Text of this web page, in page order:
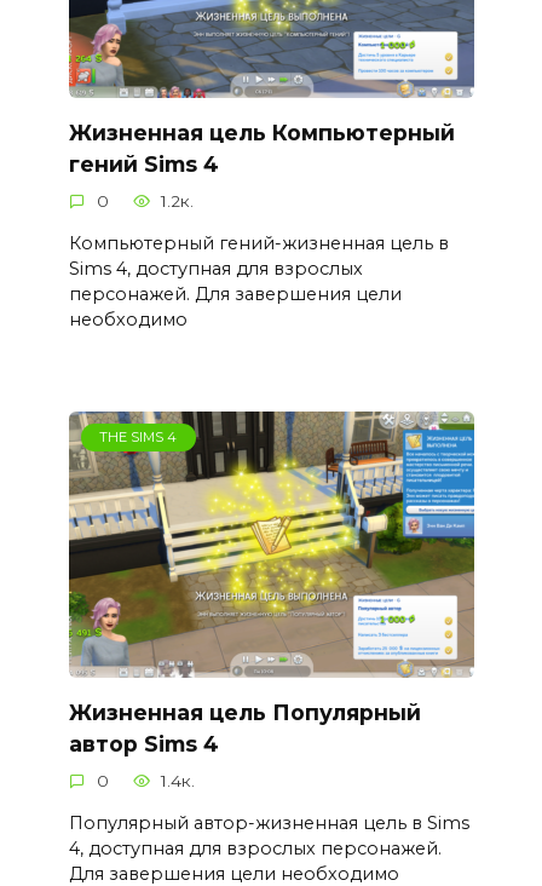
Жизненная цель Компьютерный
гений Sims 4
0 1.2к.
Компьютерный гений-жизненная цель в
Sims 4, доступная для взрослых
персонажей. Для завершения цели
необходимо
THE SIMS 4
Жизненная цель Популярный
автор Sims 4
0 1.4к.
Популярный автор-жизненная цель в Sims
4, доступная для взрослых персонажей.
Для завершения цели необходимо